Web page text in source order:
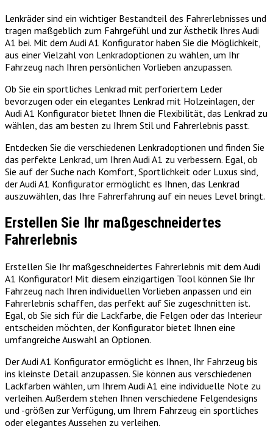
Lenkräder sind ein wichtiger Bestandteil des Fahrerlebnisses und
tragen maßgeblich zum Fahrgefühl und zur Ästhetik Ihres Audi
A1 bei. Mit dem Audi A1 Konfigurator haben Sie die Möglichkeit,
aus einer Vielzahl von Lenkradoptionen zu wählen, um Ihr
Fahrzeug nach Ihren persönlichen Vorlieben anzupassen.
Ob Sie ein sportliches Lenkrad mit perforiertem Leder
bevorzugen oder ein elegantes Lenkrad mit Holzeinlagen, der
Audi A1 Konfigurator bietet Ihnen die Flexibilität, das Lenkrad zu
wählen, das am besten zu Ihrem Stil und Fahrerlebnis passt.
Entdecken Sie die verschiedenen Lenkradoptionen und finden Sie
das perfekte Lenkrad, um Ihren Audi A1 zu verbessern. Egal, ob
Sie auf der Suche nach Komfort, Sportlichkeit oder Luxus sind,
der Audi A1 Konfigurator ermöglicht es Ihnen, das Lenkrad
auszuwählen, das Ihre Fahrerfahrung auf ein neues Level bringt.
Erstellen Sie Ihr maßgeschneidertes
Fahrerlebnis
Erstellen Sie Ihr maßgeschneidertes Fahrerlebnis mit dem Audi
A1 Konfigurator! Mit diesem einzigartigen Tool können Sie Ihr
Fahrzeug nach Ihren individuellen Vorlieben anpassen und ein
Fahrerlebnis schaffen, das perfekt auf Sie zugeschnitten ist.
Egal, ob Sie sich für die Lackfarbe, die Felgen oder das Interieur
entscheiden möchten, der Konfigurator bietet Ihnen eine
umfangreiche Auswahl an Optionen.
Der Audi A1 Konfigurator ermöglicht es Ihnen, Ihr Fahrzeug bis
ins kleinste Detail anzupassen. Sie können aus verschiedenen
Lackfarben wählen, um Ihrem Audi A1 eine individuelle Note zu
verleihen. Außerdem stehen Ihnen verschiedene Felgendesigns
und -größen zur Verfügung, um Ihrem Fahrzeug ein sportliches
oder elegantes Aussehen zu verleihen.